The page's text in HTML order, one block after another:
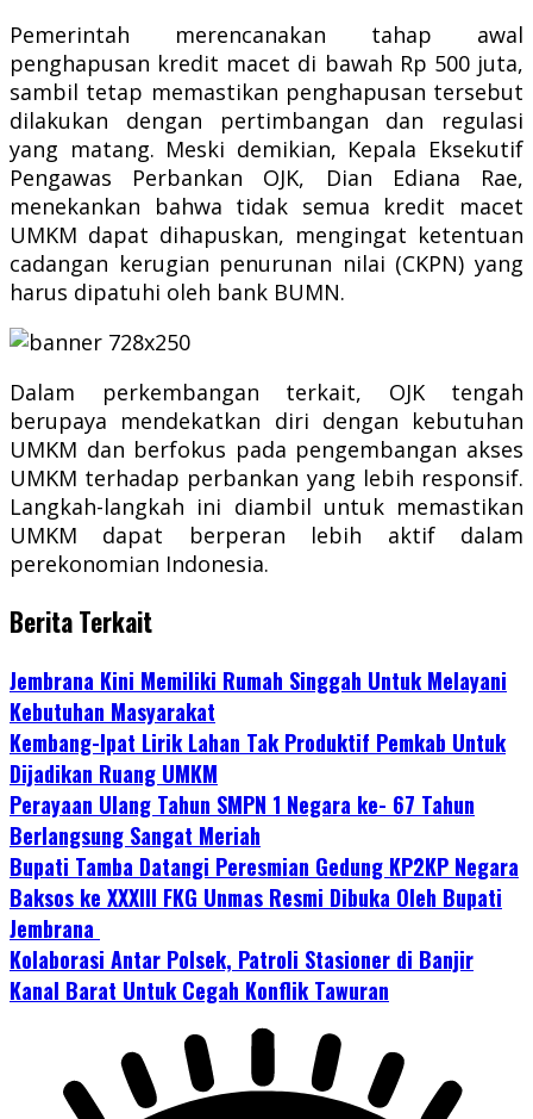
Pemerintah merencanakan tahap awal
penghapusan kredit macet di bawah Rp 500 juta,
sambil tetap memastikan penghapusan tersebut
dilakukan dengan pertimbangan dan regulasi
yang matang. Meski demikian, Kepala Eksekutif
Pengawas Perbankan OJK, Dian Ediana Rae,
menekankan bahwa tidak semua kredit macet
UMKM dapat dihapuskan, mengingat ketentuan
cadangan kerugian penurunan nilai (CKPN) yang
harus dipatuhi oleh bank BUMN.
Dalam perkembangan terkait, OJK tengah
berupaya mendekatkan diri dengan kebutuhan
UMKM dan berfokus pada pengembangan akses
UMKM terhadap perbankan yang lebih responsif.
Langkah-langkah ini diambil untuk memastikan
UMKM dapat berperan lebih aktif dalam
perekonomian Indonesia.
Berita Terkait
Jembrana Kini Memiliki Rumah Singgah Untuk Melayani
Kebutuhan Masyarakat
Kembang-Ipat Lirik Lahan Tak Produktif Pemkab Untuk
Dijadikan Ruang UMKM
Perayaan Ulang Tahun SMPN 1 Negara ke- 67 Tahun
Berlangsung Sangat Meriah
Bupati Tamba Datangi Peresmian Gedung KP2KP Negara
Baksos ke XXXIII FKG Unmas Resmi Dibuka Oleh Bupati
Jembrana
Kolaborasi Antar Polsek, Patroli Stasioner di Banjir
Kanal Barat Untuk Cegah Konflik Tawuran